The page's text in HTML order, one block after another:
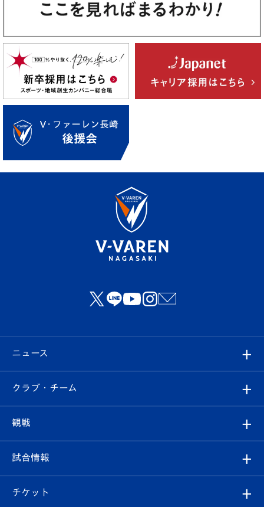
ニュース
すべて
クラブ
試合情報
クラブ・チーム
クラブ概要
観戦
観戦ルール
試合情報
試合日程/結果
チケット